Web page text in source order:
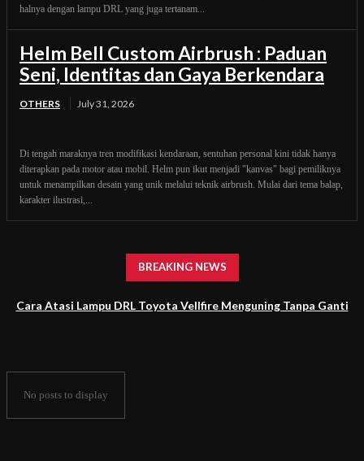
halnya dengan lampu DRL yang juga tertanam...
Helm Bell Custom Airbrush : Paduan
Seni, Identitas dan Gaya Berkendara
OTHERS July 31, 2026
Di tengah maraknya tren modifikasi kendaraan, sentuhan personal kini tidak hanya
diterapkan pada motor atau mobil. Helm pun ikut menjadi "kanvas" bagi pemiliknya
untuk menampilkan desain yang unik melalui teknik airbrush. Mulai dari tema balap,
karakter ilustrasi,...
BREAKING NEWS
Cara Atasi Lampu DRL Toyota Vellfire Menguning Tanpa Ganti
No posts to display